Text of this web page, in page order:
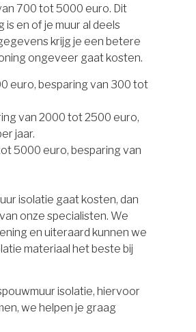
700 tot 5000 euro. Dit
en of je muur al deels
krijg je een betere
ongeveer gaat kosten.
euro, besparing van 300 tot
van 2000 tot 2500 euro,
jaar.
5000 euro, besparing van
isolatie gaat kosten, dan
onze specialisten. We
en uiteraard kunnen we
materiaal het beste bij
isolatie, hiervoor
we helpen je graag